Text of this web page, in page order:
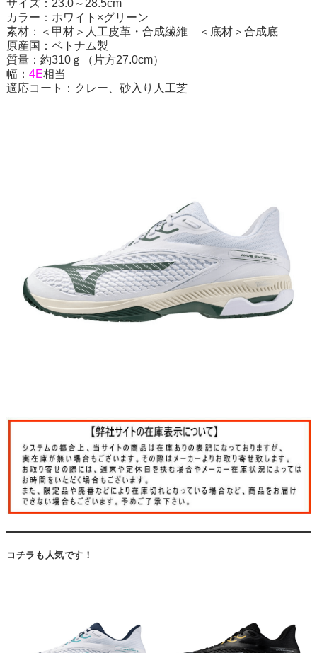
サイズ：23.0～28.5cm
カラー：ホワイト×グリーン
素材：＜甲材＞人工皮革・合成繊維 ＜底材＞合成底
原産国：ベトナム製
質量：約310ｇ（片方27.0cm）
幅： 4E相当
適応コート：クレー、砂入り人工芝
コチラも人気です！